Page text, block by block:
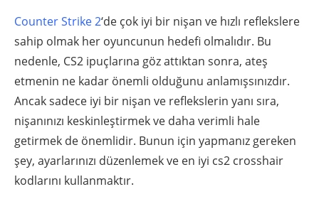
Counter Strike 2‘de çok iyi bir nişan ve hızlı reflekslere
sahip olmak her oyuncunun hedefi olmalıdır. Bu
nedenle, CS2 ipuçlarına göz attıktan sonra, ateş
etmenin ne kadar önemli olduğunu anlamışsınızdır.
Ancak sadece iyi bir nişan ve reflekslerin yanı sıra,
nişanınızı keskinleştirmek ve daha verimli hale
getirmek de önemlidir. Bunun için yapmanız gereken
şey, ayarlarınızı düzenlemek ve en iyi cs2 crosshair
kodlarını kullanmaktır.